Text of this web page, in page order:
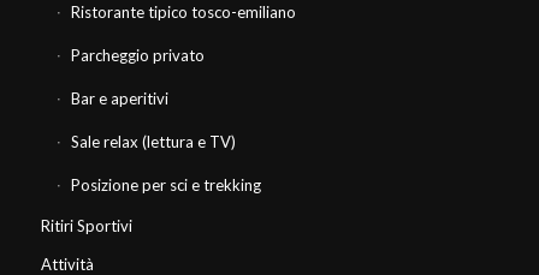
Ristorante tipico tosco-emiliano
Parcheggio privato
Bar e aperitivi
Sale relax (lettura e TV)
Posizione per sci e trekking
Ritiri Sportivi
Attività